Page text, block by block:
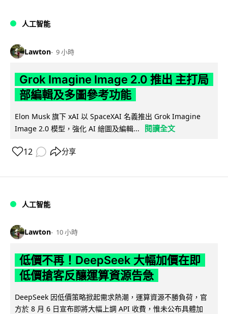
人工智能
Lawton 9 小時
Grok Imagine Image 2.0 推出 主打局
部編輯及多圖參考功能
Elon Musk 旗下 xAI 以 SpaceXAI 名義推出 Grok Imagine
Image 2.0 模型，強化 AI 繪圖及編輯...
閱讀全文
12 分享
人工智能
Lawton 10 小時
低價不再！DeepSeek 大幅加價在即
低價搶客反釀運算資源告急
DeepSeek 因低價策略掀起需求熱潮，運算資源不勝負荷，官
方於 8 月 6 日宣布即將大幅上調 API 收費，惟未公布具體加